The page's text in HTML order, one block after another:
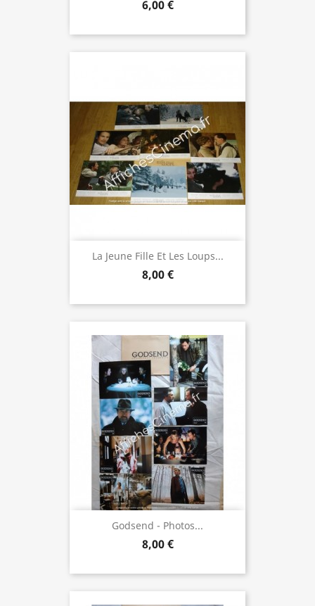
6,00 €
La Jeune Fille Et Les Loups...
8,00 €
Godsend - Photos...
8,00 €